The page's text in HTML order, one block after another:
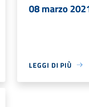
08 marzo
LEGGI DI PIÙ